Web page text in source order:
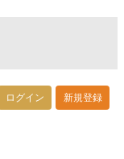
ログイン 新規登録